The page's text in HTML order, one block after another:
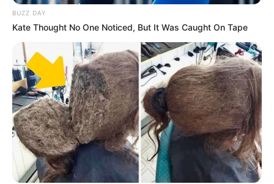
Threads:
Instagram:@louiseans
TikTok:
@louise.anastasya
YouTube:
@louiseanastasya9764
Tinggi, Berat & Penampilan Fisik
Tinggi: 171 cm
Berat: – kg
Golongan Darah: –
BUZZ DAY
Kate Thought No One Noticed, But It Was Caught On Tape